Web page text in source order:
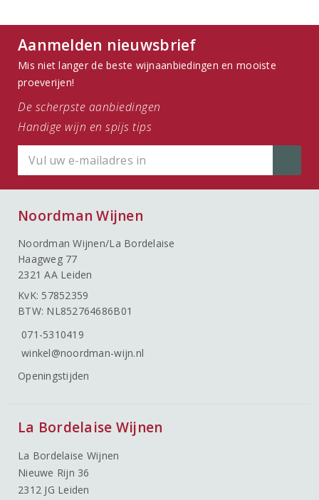
Aanmelden nieuwsbrief
Mis niet langer de beste wijnaanbiedingen en mooiste
proeverijen!
De scherpste aanbiedingen
Handige wijn en spijs tips
Noordman Wijnen
Noordman Wijnen/La Bordelaise
Haagweg 77
2321 AA Leiden
KvK: 57852359
BTW: NL852764686B01
071-5310419
winkel@noordman-wijn.nl
Openingstijden
La Bordelaise Wijnen
La Bordelaise Wijnen
Nieuwe Rijn 36
2312 JG Leiden